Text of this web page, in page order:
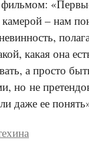
– нам
какая она
а просто
но не
даже ее